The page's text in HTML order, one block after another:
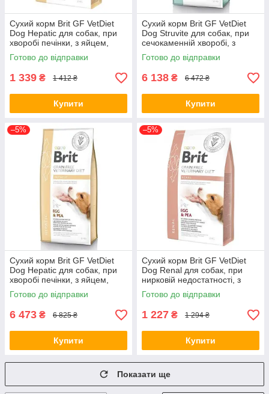
Сухий корм Brit GF VetDiet
Dog Hepatic для собак, при
хворобі печінки, з яйцем,
горохом, бататом та гречкою,
2 кг (*)
Готово до відправки
1 339 ₴ 1 412 ₴
Купити
Сухий корм Brit GF VetDiet
Dog Struvite для собак, при
сечокаменній хворобі, з
яйцем, індичкою, горохом и
гречкой, 12 кг (*)
Готово до відправки
6 138 ₴ 6 472 ₴
Купити
–5%
Сухий корм Brit GF VetDiet
Dog Hepatic для собак, при
хворобі печінки, з яйцем,
горохом, бататом та гречкою,
12 кг (*)
Готово до відправки
6 473 ₴ 6 825 ₴
Купити
–5%
Сухий корм Brit GF VetDiet
Dog Renal для собак, при
нирковій недостатності, з
яйцем, горохом та гречкою, 2
кг (*)
Готово до відправки
1 227 ₴ 1 294 ₴
Купити
Показати ще